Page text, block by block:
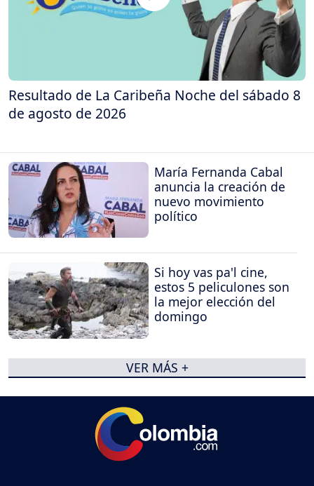
Resultado de La Caribeña Noche del sábado 8
de agosto de 2026
María Fernanda Cabal
anuncia la creación de
nuevo movimiento
político
Si hoy vas pa'l cine,
estos 5 peliculones son
la mejor elección del
domingo
VER MÁS +